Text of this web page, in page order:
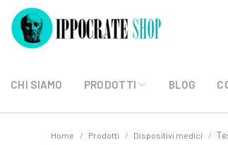
CHI SIAMO PRODOTTI BLOG
Home Prodotti Dispositivi medici